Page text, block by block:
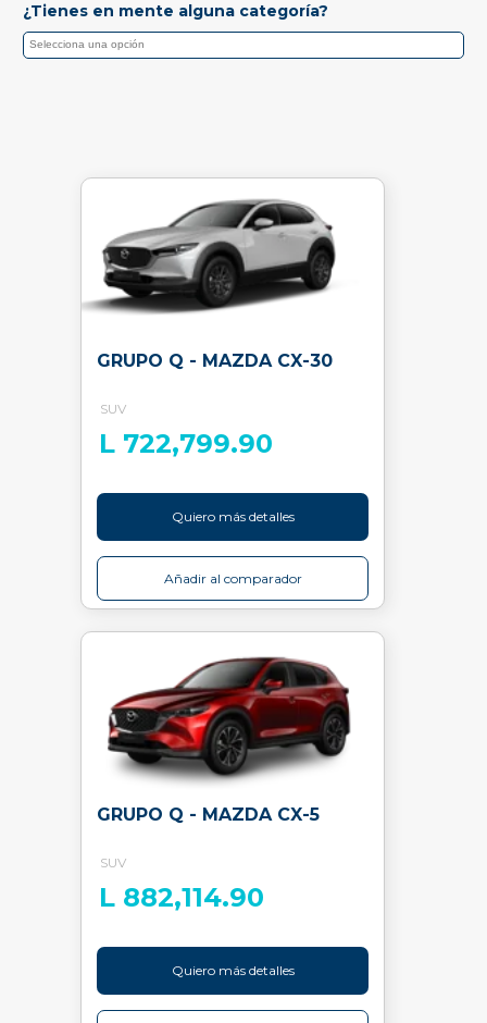
¿Tienes en mente alguna categoría?
GRUPO Q - MAZDA CX-30
SUV
L 722,799.90
Quiero más detalles
Añadir al comparador
GRUPO Q - MAZDA CX-5
SUV
L 882,114.90
Quiero más detalles